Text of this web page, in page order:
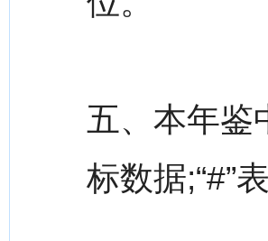
五、本年鉴
标数据;“#”